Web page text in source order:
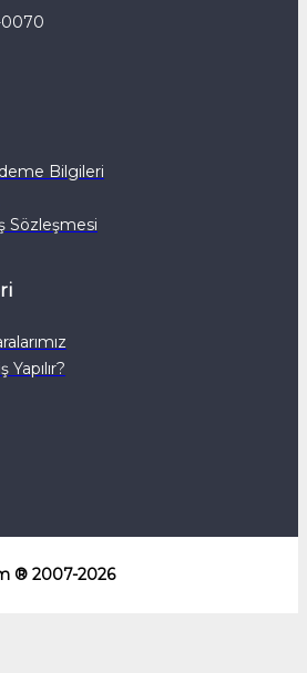
0070
Bilgileri
Sözleşmesi
Yapılır?
® 2007-2026